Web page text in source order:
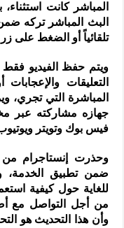
المباشر كانت
البث المباشر تركه
تلقائياً أو الضغط على
ويتم حفظ الفيديو
التعليقات
المباشرة التي تجري،
جهازه مشاركته عبر
فيس بوك وتويتر
وحذرت إنستاجرام من
ضمن تطبيق الخدمة،
للغاية حول كيفية
من أجل التواصل مع
وأن هذا التحديث هو